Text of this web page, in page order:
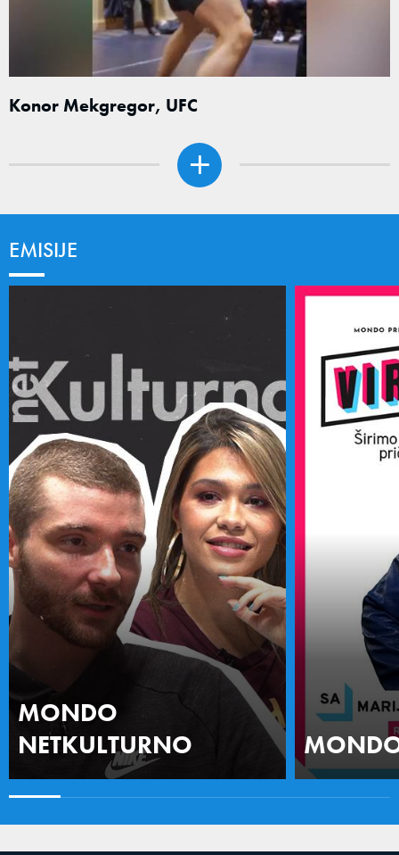
Konor Mekgregor, UFC
EMISIJE
MONDO
NETKULTURNO